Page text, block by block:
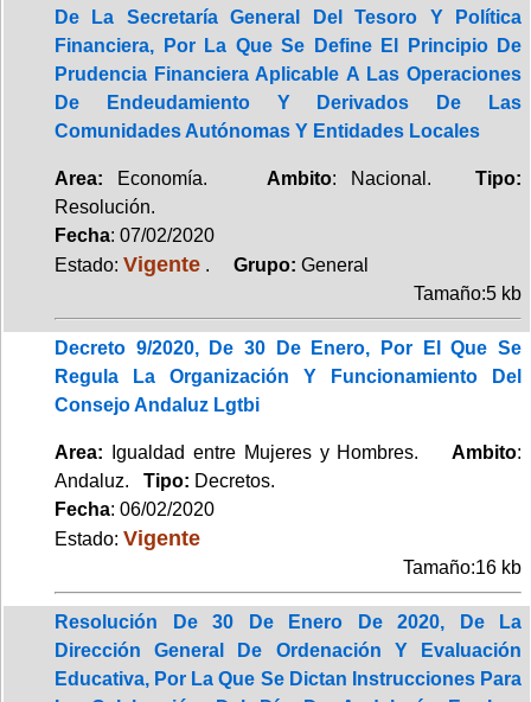
De La Secretaría General Del Tesoro Y Política
Financiera, Por La Que Se Define El Principio De
Prudencia Financiera Aplicable A Las Operaciones
De Endeudamiento Y Derivados De Las
Comunidades Autónomas Y Entidades Locales
Area: Economía. Ambito: Nacional.Tipo:
Resolución.
Fecha: 07/02/2020
Estado: Vigente . Grupo: General
Tamaño:5 kb
Decreto 9/2020, De 30 De Enero, Por El Que Se
Regula La Organización Y Funcionamiento Del
Consejo Andaluz Lgtbi
Area: Igualdad entre Mujeres y Hombres. Ambito:
Andaluz. Tipo: Decretos.
Fecha: 06/02/2020
Estado: Vigente
Tamaño:16 kb
Resolución De 30 De Enero De 2020, De La
Dirección General De Ordenación Y Evaluación
Educativa, Por La Que Se Dictan Instrucciones Para